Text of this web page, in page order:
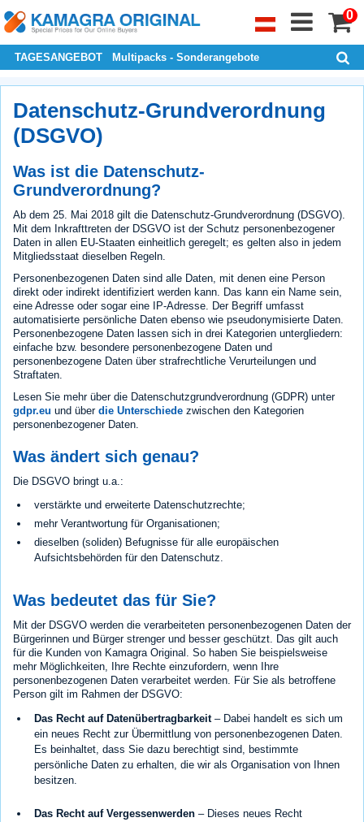
0
TAGESANGEBOT Multipacks - Sonderangebote
Datenschutz-Grundverordnung
(DSGVO)
Was ist die Datenschutz-
Grundverordnung?
Ab dem 25. Mai 2018 gilt die Datenschutz-Grundverordnung (DSGVO).
Mit dem Inkrafttreten der DSGVO ist der Schutz personenbezogener
Daten in allen EU-Staaten einheitlich geregelt; es gelten also in jedem
Mitgliedsstaat dieselben Regeln.
Personenbezogenen Daten sind alle Daten, mit denen eine Person
direkt oder indirekt identifiziert werden kann. Das kann ein Name sein,
eine Adresse oder sogar eine IP-Adresse. Der Begriff umfasst
automatisierte persönliche Daten ebenso wie pseudonymisierte Daten.
Personenbezogene Daten lassen sich in drei Kategorien untergliedern:
einfache bzw. besondere personenbezogene Daten und
personenbezogene Daten über strafrechtliche Verurteilungen und
Straftaten.
Lesen Sie mehr über die Datenschutzgrundverordnung (GDPR) unter
gdpr.eu und über die Unterschiede zwischen den Kategorien
personenbezogener Daten.
Was ändert sich genau?
Die DSGVO bringt u.a.:
verstärkte und erweiterte Datenschutzrechte;
mehr Verantwortung für Organisationen;
dieselben (soliden) Befugnisse für alle europäischen
Aufsichtsbehörden für den Datenschutz.
Was bedeutet das für Sie?
Mit der DSGVO werden die verarbeiteten personenbezogenen Daten der
Bürgerinnen und Bürger strenger und besser geschützt. Das gilt auch
für die Kunden von Kamagra Original. So haben Sie beispielsweise
mehr Möglichkeiten, Ihre Rechte einzufordern, wenn Ihre
personenbezogenen Daten verarbeitet werden. Für Sie als betroffene
Person gilt im Rahmen der DSGVO:
Das Recht auf Datenübertragbarkeit– Dabei handelt es sich um
ein neues Recht zur Übermittlung von personenbezogenen Daten.
Es beinhaltet, dass Sie dazu berechtigt sind, bestimmte
persönliche Daten zu erhalten, die wir als Organisation von Ihnen
besitzen.
Das Recht auf Vergessenwerden – Dieses neues Recht